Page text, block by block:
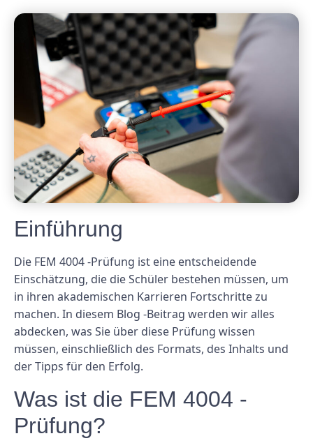
Einführung
Die FEM 4004 -Prüfung ist eine entscheidende
Einschätzung, die die Schüler bestehen müssen, um
in ihren akademischen Karrieren Fortschritte zu
machen. In diesem Blog -Beitrag werden wir alles
abdecken, was Sie über diese Prüfung wissen
müssen, einschließlich des Formats, des Inhalts und
der Tipps für den Erfolg.
Was ist die FEM 4004 -
Prüfung?